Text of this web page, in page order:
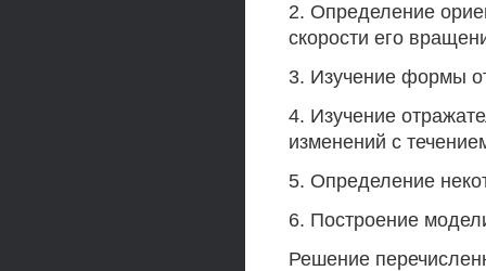
2. Определение
скорости его
3. Изучение формы
4. Изучение
изменений с
5. Определение
6. Построение
Решение